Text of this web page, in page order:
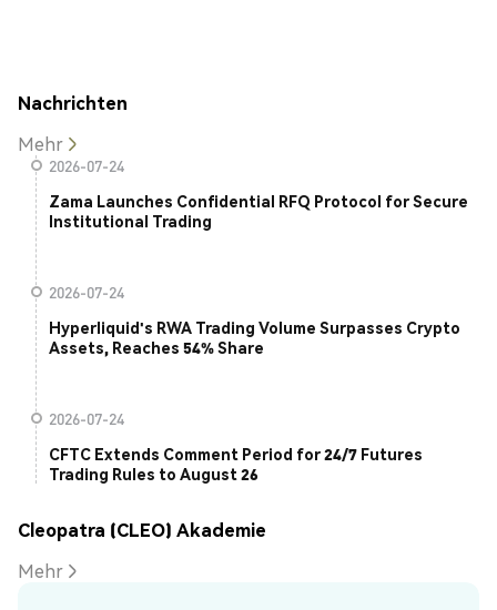
Nachrichten
Mehr
2026-07-24
Zama Launches Confidential RFQ Protocol for Secure
Institutional Trading
2026-07-24
Hyperliquid's RWA Trading Volume Surpasses Crypto
Assets, Reaches 54% Share
2026-07-24
CFTC Extends Comment Period for 24/7 Futures
Trading Rules to August 26
Cleopatra (CLEO) Akademie
Mehr